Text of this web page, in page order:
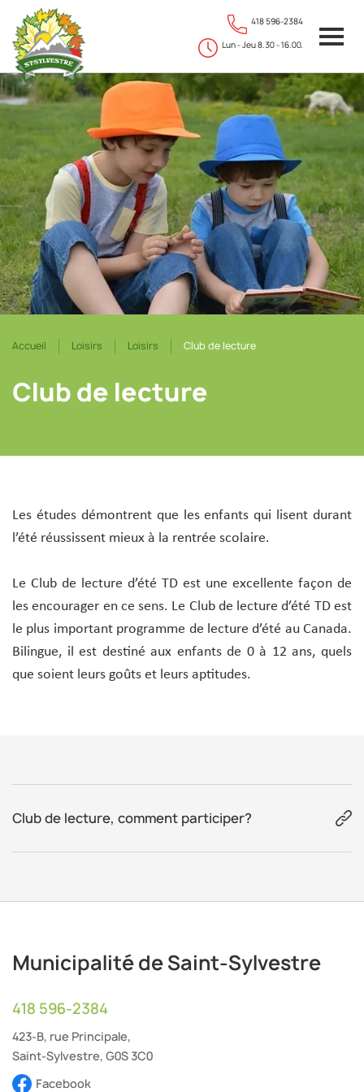
418 596-2384
Lun - Jeu 8.30 - 16.00.
Accueil Loisirs Loisirs Club de lecture
Club de lecture
Les études démontrent que les enfants qui lisent durant
l’été réussissent mieux à la rentrée scolaire.
Le Club de lecture d’été TD est une excellente façon de
les encourager en ce sens. Le Club de lecture d’été TD est
le plus important programme de lecture d’été au Canada.
Bilingue, il est destiné aux enfants de 0 à 12 ans, quels
que soient leurs goûts et leurs aptitudes.
Club de lecture, comment participer?
Municipalité de Saint-Sylvestre
418 596-2384
423-B, rue Principale,
Saint-Sylvestre, G0S 3C0
Facebook